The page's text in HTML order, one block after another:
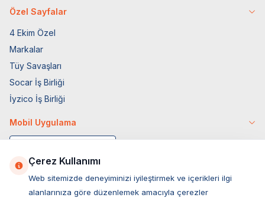
Özel Sayfalar
4 Ekim Özel
Markalar
Tüy Savaşları
Socar İş Birliği
İyzico İş Birliği
Mobil Uygulama
Çerez Kullanımı
Web sitemizde deneyiminizi iyileştirmek ve içerikleri ilgi
alanlarınıza göre düzenlemek amacıyla çerezler